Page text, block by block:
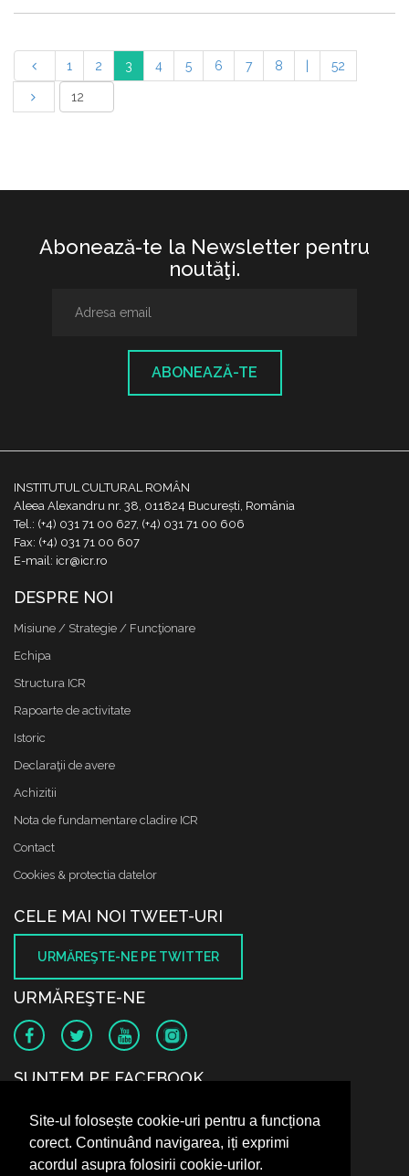
Site-ul folosește cookie-uri pentru a funcționa
corect. Continuând navigarea, iți exprimi
acordul asupra folosirii cookie-urilor.
1 2 3 4 5 6 7 8 52
Abonează-te la Newsletter pentru
noutăţi.
ABONEAZĂ-TE
INSTITUTUL CULTURAL ROMÂN
Aleea Alexandru nr. 38, 011824 București, România
Tel.: (+4) 031 71 00 627, (+4) 031 71 00 606
Fax: (+4) 031 71 00 607
E-mail: icr@icr.ro
DESPRE NOI
Misiune / Strategie / Funcţionare
Echipa
Structura ICR
Rapoarte de activitate
Istoric
Declaraţii de avere
Achizitii
Nota de fundamentare cladire ICR
Contact
Cookies & protectia datelor
CELE MAI NOI TWEET-URI
URMĂREŞTE-NE PE TWITTER
URMĂREŞTE-NE
SUNTEM PE FACEBOOK